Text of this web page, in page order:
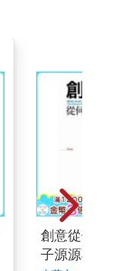
創意從何而
子源源不絕